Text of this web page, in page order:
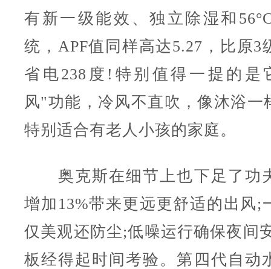
有新一级能效、独立除湿和
统，APF值同样高达5.27，比原3
省电238度!特别值得一提的是
风"功能，冷风不直吹，像沐浴一
特别适合有老人小孩的家庭。
奥克斯在细节上也下足了功
增加13%带来更远更舒适的出风;
仅美观还防尘;低噪运行确保夜间
板经得起时间考验。第四代自动